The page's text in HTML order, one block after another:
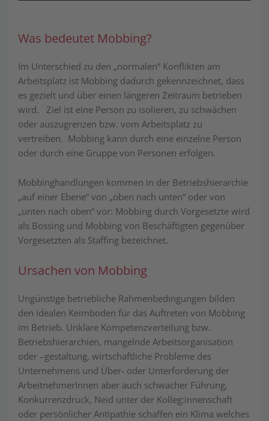
Was bedeutet Mobbing?
Im Unterschied zu den „normalen“ Konflikten am
Arbeitsplatz ist Mobbing dadurch gekennzeichnet, dass
es gezielt und über einen längeren Zeitraum betrieben
wird. Ziel ist eine Person zu isolieren, zu schwächen
oder aus­zu­grenz­en bzw. vom Arbeitsplatz zu
vertreiben. Mobbing kann durch eine ein­zelne Person
oder durch eine Gruppe von Personen erfolgen.
Mobbinghandlungen kommen in der Betriebshierarchie
„auf einer Ebene“ von „oben nach unten“ oder von
„unten nach oben“ vor: Mobbing durch Vor­ge­setzte wird
als Bossing und Mobbing von Beschäftigten gegenüber
Vor­ge­setzt­en als Staffing bezeichnet.
Ursachen von Mobbing
Ungünstige betriebliche Rahmenbedingungen bilden
den idealen Keimboden für das Auftreten von Mobbing
im Betrieb. Unklare Kompetenzverteilung bzw.
Betriebshierarchien, mangelnde Arbeitsorganisation
oder –gestaltung, wirt­schaft­liche Probleme des
Unternehmens und Über- oder Unterforderung der
ArbeitnehmerInnen aber auch schwacher Führung,
Konkurrenzdruck, Neid unter der Kolleg:innenschaft
oder persönlicher Antipathie schaffen ein Klima welches